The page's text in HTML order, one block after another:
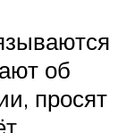
об
просят